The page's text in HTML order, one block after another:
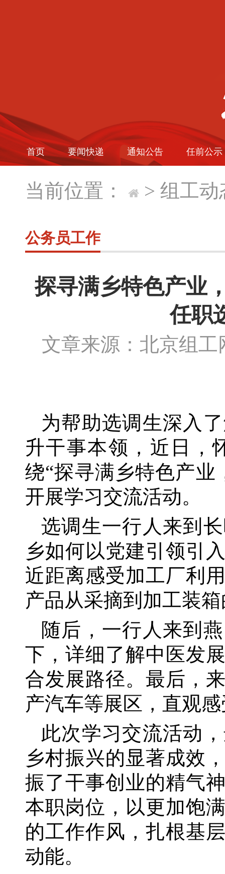
首页 要闻快递 通知公告 任前公示
当前位置： > 组工动
公务员工作
探寻满乡特色产业
任职
文章来源：北京
为帮助选调生深入
升干事本领，近日，
绕“探寻满乡特色产业
开展学习交流活动。
选调生一行人来到
乡如何以党建引领引
近距离感受加工厂利
产品从采摘到加工装
随后，一行人来到
下，详细了解中医发
合发展路径。最后，
产汽车等展区，直观
此次学习交流活动
乡村振兴的显著成效
振了干事创业的精气
本职岗位，以更加饱
的工作作风，扎根基
动能。